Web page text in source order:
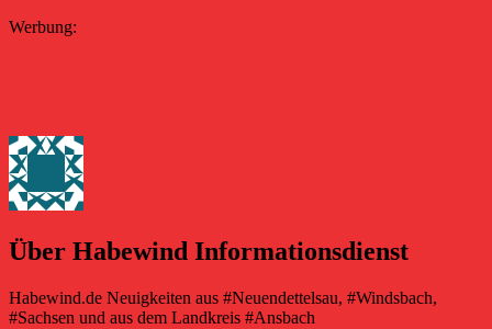
Werbung:
Über Habewind Informationsdienst
Habewind.de Neuigkeiten aus #Neuendettelsau, #Windsbach,
#Sachsen und aus dem Landkreis #Ansbach